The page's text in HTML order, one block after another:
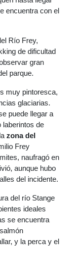
encuentra con el
Río Frey,
de dificultad
gran
parque.
muy pintoresca,
glaciarias.
puede llegar a
laberintos de
zona del
Frey
naufragó en
aunque hubo
del incidente.
del río Stange
ideales
se encuentra
y la perca y el